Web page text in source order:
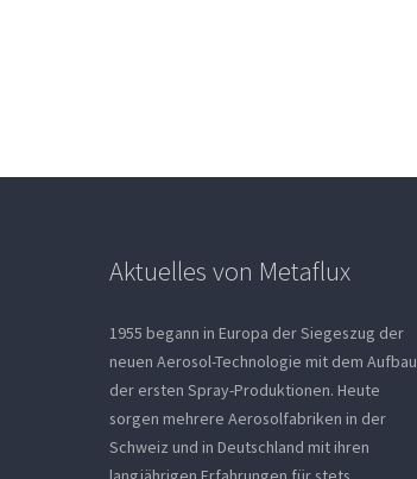
Aktuelles von Metaflux
1955 begann in Europa der Siegeszug der
neuen Aerosol-Technologie mit dem Aufbau
der ersten Spray-Produktionen. Heute
sorgen mehrere Aerosolfabriken in der
Schweiz und in Deutschland mit ihren